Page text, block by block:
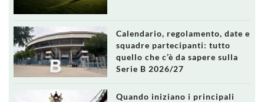
Calendario, regolamento, date e
squadre partecipanti: tutto
quello che c’è da sapere sulla
Serie B 2026/27
Quando iniziano i principali